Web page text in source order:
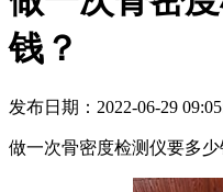
钱？
发布日期：2022-06-29
做一次骨密度检测仪要多少